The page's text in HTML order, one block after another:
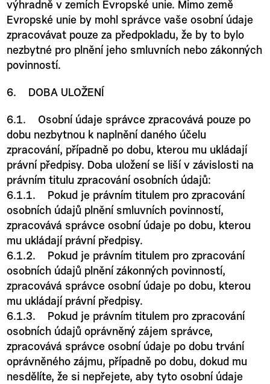
výhradně v zemích Evropské unie. Mimo země
Evropské unie by mohl správce vaše osobní údaje
zpracovávat pouze za předpokladu, že by to bylo
nezbytné pro plnění jeho smluvních nebo zákonných
povinností.
6. DOBA ULOŽENÍ
6.1. Osobní údaje správce zpracovává pouze po
dobu nezbytnou k naplnění daného účelu
zpracování, případně po dobu, kterou mu ukládají
právní předpisy. Doba uložení se liší v závislosti na
právním titulu zpracování osobních údajů:
6.1.1. Pokud je právním titulem pro zpracování
osobních údajů plnění smluvních povinností,
zpracovává správce osobní údaje po dobu, kterou
mu ukládají právní předpisy.
6.1.2. Pokud je právním titulem pro zpracování
osobních údajů plnění zákonných povinností,
zpracovává správce osobní údaje po dobu, kterou
mu ukládají právní předpisy.
6.1.3. Pokud je právním titulem pro zpracování
osobních údajů oprávněný zájem správce,
zpracovává správce osobní údaje po dobu trvání
oprávněného zájmu, případně po dobu, dokud mu
nesdělíte, že si nepřejete, aby tyto osobní údaje